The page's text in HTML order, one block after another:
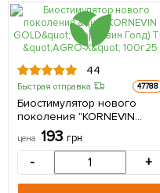
44
Быстрая отправка 47788
Биостимулятор нового
поколения "KORNEVIN
GOLD" (Корневин Голд) ТМ
"AGRO-X" 100г
цена 193 грн
- +